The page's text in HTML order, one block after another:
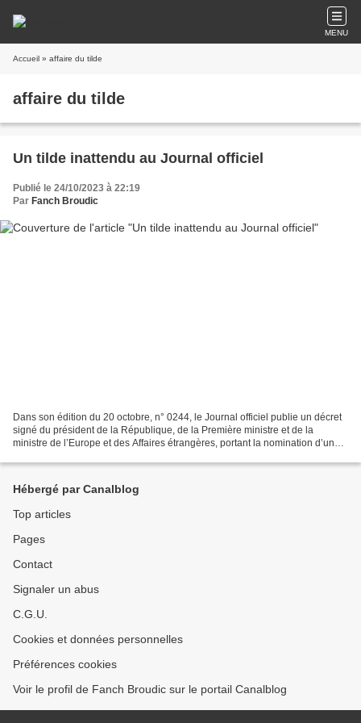
MENU
Accueil » affaire du tilde
affaire du tilde
Un tilde inattendu au Journal officiel
Publié le 24/10/2023 à 22:19
Par Fanch Broudic
Dans son édition du 20 octobre, n° 0244, le Journal officiel publie un décret
signé du président de la République, de la Première ministre et de la
ministre de l’Europe et des Affaires étrangères, portant la nomination d’une
Hébergé par Canalblog
Top articles
Pages
Contact
Signaler un abus
C.G.U.
Cookies et données personnelles
Préférences cookies
Voir le profil de Fanch Broudic sur le portail Canalblog